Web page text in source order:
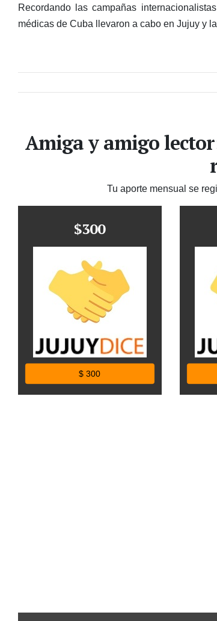
Recordando las campañas
médicas de Cuba llevaron a cabo en Jujuy y
Amiga y amigo
Tu aporte mensual se
$300
$ 300